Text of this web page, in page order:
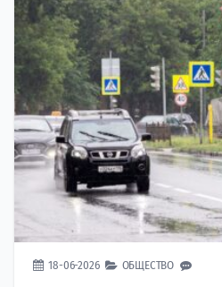
18-06-2026 ОБЩЕСТВО